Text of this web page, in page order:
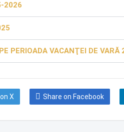
2026
PERIOADA VACANŢEI DE VARĂ
X Share on Facebook